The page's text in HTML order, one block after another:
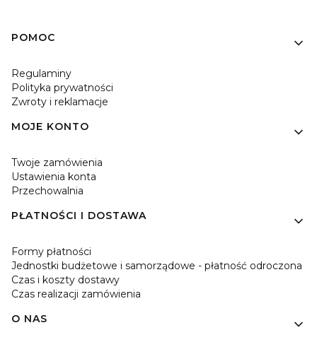
Linki w stopce
POMOC
Regulaminy
Polityka prywatności
Zwroty i reklamacje
MOJE KONTO
Twoje zamówienia
Ustawienia konta
Przechowalnia
PŁATNOŚCI I DOSTAWA
Formy płatności
Jednostki budżetowe i samorządowe - płatność odroczona
Czas i koszty dostawy
Czas realizacji zamówienia
O NAS